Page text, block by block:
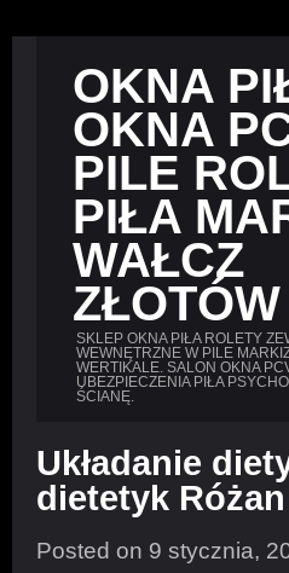
OKNA
OKNA
PILE
PIŁA
WAŁCZ
ZŁOTÓW
SKLEP OKNA PIŁA ROLETY
WEWNĘTRZNE W PILE
WERTIKALE. SALON OKNA
UBEZPIECZENIA PIŁA
ŚCIANĘ.
Układanie
dietetyk
Posted on 9 stycznia,